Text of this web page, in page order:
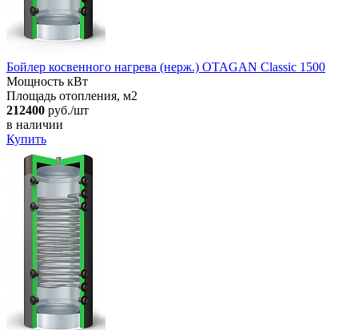
Бойлер косвенного нагрева (нерж.) OTAGAN Classic 1500
Мощность кВт
Площадь отопления, м2
212400 руб./шт
в наличии
Купить